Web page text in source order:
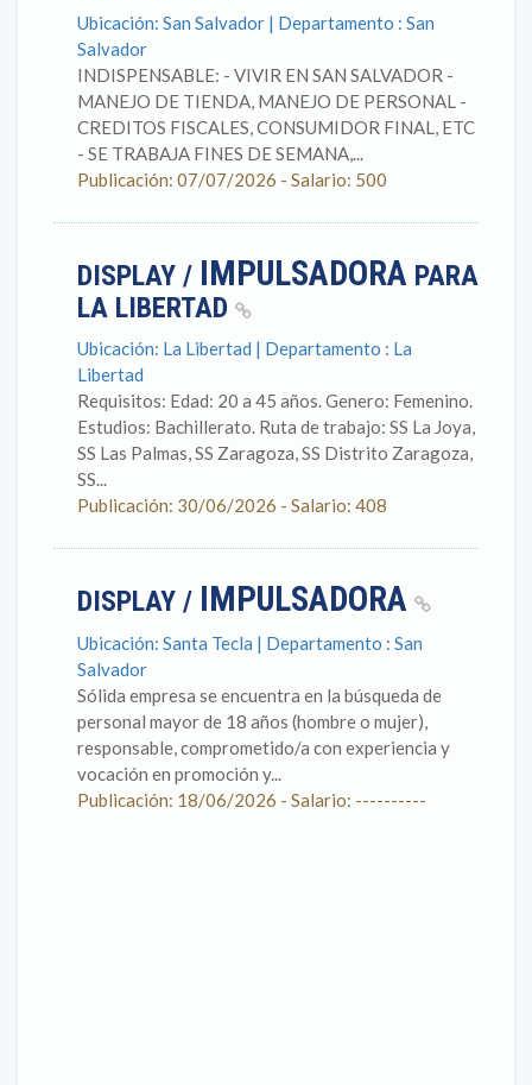
Ubicación: San Salvador | Departamento : San
Salvador
INDISPENSABLE: - VIVIR EN SAN SALVADOR -
MANEJO DE TIENDA, MANEJO DE PERSONAL -
CREDITOS FISCALES, CONSUMIDOR FINAL, ETC
- SE TRABAJA FINES DE SEMANA,...
Publicación: 07/07/2026 - Salario: 500
DISPLAY / IMPULSADORA PARA
LA LIBERTAD
Ubicación: La Libertad | Departamento : La
Libertad
Requisitos: Edad: 20 a 45 años. Genero: Femenino.
Estudios: Bachillerato. Ruta de trabajo: SS La Joya,
SS Las Palmas, SS Zaragoza, SS Distrito Zaragoza,
SS...
Publicación: 30/06/2026 - Salario: 408
DISPLAY / IMPULSADORA
Ubicación: Santa Tecla | Departamento : San
Salvador
Sólida empresa se encuentra en la búsqueda de
personal mayor de 18 años (hombre o mujer),
responsable, comprometido/a con experiencia y
vocación en promoción y...
Publicación: 18/06/2026 - Salario: ----------